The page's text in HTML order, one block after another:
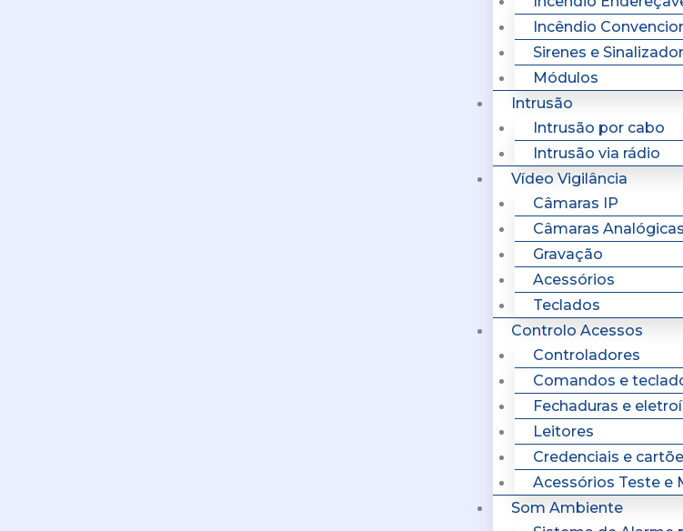
Incêndio
Sirenes e
Módulos
Intrusão
Intrusão por cabo
Intrusão via rádio
Vídeo Vigilância
Câmaras IP
Câmaras Analógicas
Gravação
Acessórios
Teclados
Controlo Acessos
Controladores
Comandos e
Fechaduras e
Leitores
Credenciais e
Acessórios Teste e
Som Ambiente